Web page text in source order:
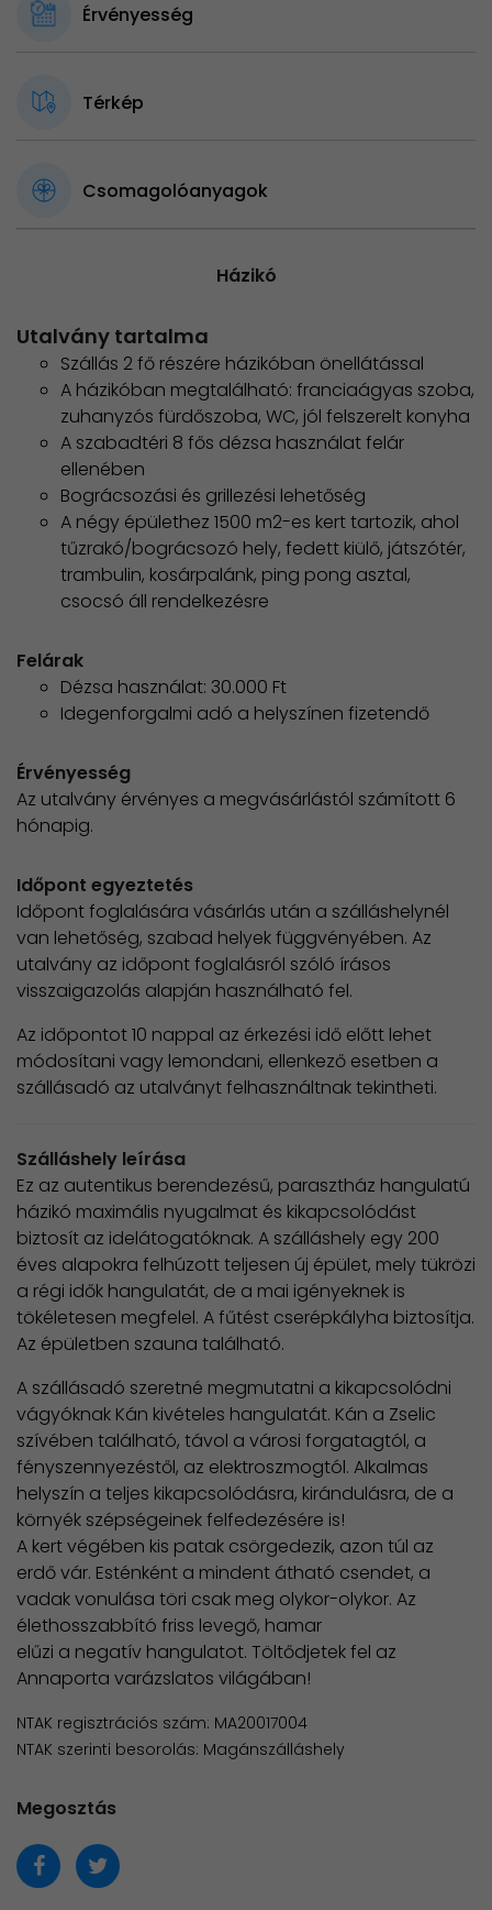
Érvényesség
Térkép
Csomagolóanyagok
Házikó
Utalvány tartalma
Szállás 2 fő részére házikóban önellátással
A házikóban megtalálható: franciaágyas szoba,
zuhanyzós fürdőszoba, WC, jól felszerelt konyha
A szabadtéri 8 fős dézsa használat felár
ellenében
Bográcsozási és grillezési lehetőség
A négy épülethez 1500 m2-es kert tartozik, ahol
tűzrakó/bográcsozó hely, fedett kiülő, játszótér,
trambulin, kosárpalánk, ping pong asztal,
csocsó áll rendelkezésre
Felárak
Dézsa használat: 30.000 Ft
Idegenforgalmi adó a helyszínen fizetendő
Érvényesség
Az utalvány érvényes a megvásárlástól számított 6
hónapig.
Időpont egyeztetés
Időpont foglalására vásárlás után a szálláshelynél
van lehetőség, szabad helyek függvényében. Az
utalvány az időpont foglalásról szóló írásos
visszaigazolás alapján használható fel.
Az időpontot 10 nappal az érkezési idő előtt lehet
módosítani vagy lemondani, ellenkező esetben a
szállásadó az utalványt felhasználtnak tekintheti.
Szálláshely leírása
Ez az autentikus berendezésű, parasztház hangulatú
házikó maximális nyugalmat és kikapcsolódást
biztosít az idelátogatóknak. A szálláshely egy 200
éves alapokra felhúzott teljesen új épület, mely tükrözi
a régi idők hangulatát, de a mai igényeknek is
tökéletesen megfelel. A fűtést cserépkályha biztosítja.
Az épületben szauna található.
A szállásadó szeretné megmutatni a kikapcsolódni
vágyóknak Kán kivételes hangulatát. Kán a Zselic
szívében található, távol a városi forgatagtól, a
fényszennyezéstől, az elektroszmogtól. Alkalmas
helyszín a teljes kikapcsolódásra, kirándulásra, de a
környék szépségeinek felfedezésére is!
A kert végében kis patak csörgedezik, azon túl az
erdő vár. Esténként a mindent átható csendet, a
vadak vonulása töri csak meg olykor-olykor. Az
élethosszabbító friss levegő, hamar
elűzi a negatív hangulatot. Töltődjetek fel az
Annaporta varázslatos világában!
NTAK regisztrációs szám: MA20017004
NTAK szerinti besorolás: Magánszálláshely
Megosztás